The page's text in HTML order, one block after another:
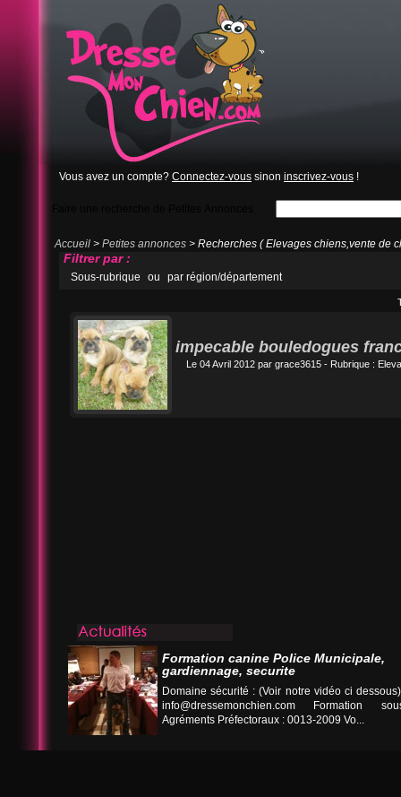
Vous avez un compte? Connectez-vous sinon inscrivez-vous !
Accueil > Petites annonces > Recherches ( Elevages chiens,vente de
Filtrer par :
Sous-rubrique ou par région/département
impecable bouledogues
Le 04 Avril 2012 par grace3615 - Rubrique :
Formation canine Police Municipale,
gardiennage, securite
Domaine sécurité : (Voir notre vidéo ci
info@dressemonchien.com Formation
Agréments Préfectoraux : 0013-2009 Vo...